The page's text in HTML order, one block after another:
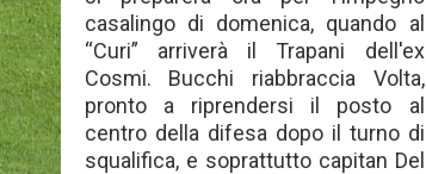
casalingo di domenica, quando al
“Curi” arriverà il Trapani dell'ex
Cosmi. Bucchi riabbraccia Volta,
pronto a riprendersi il posto al
centro della difesa dopo il turno di
squalifica, e soprattutto capitan Del